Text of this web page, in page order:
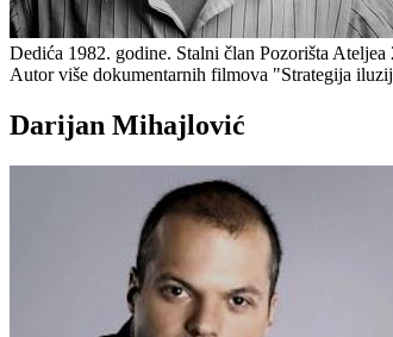
Dedića 1982. godine. Stalni član Pozorišta
Autor više dokumentarnih filmova "Strategija
Darijan Mihajlović